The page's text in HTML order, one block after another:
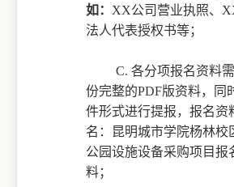
如： XX公司营业执照、
法人代表授权书等；
C. 各分项报名资料
份完整的PDF版资料，同
件形式进行提报，报名资
名：
昆明城市学院杨林校
公园设施设备采购项目报
料；